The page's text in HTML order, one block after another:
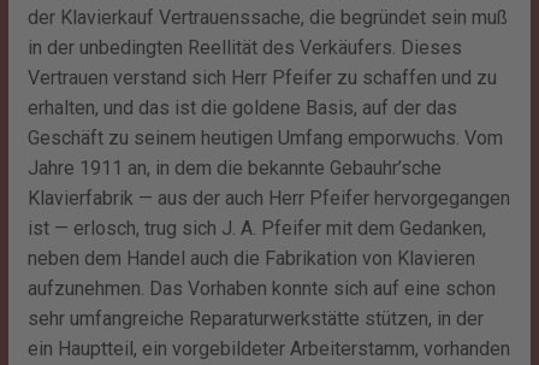
der Klavierkauf Vertrauenssache, die begründet sein muß
in der unbedingten Reellität des Verkäufers. Dieses
Vertrauen verstand sich Herr Pfeifer zu schaffen und zu
erhalten, und das ist die goldene Basis, auf der das
Geschäft zu seinem heutigen Umfang emporwuchs. Vom
Jahre 1911 an, in dem die bekannte Gebauhr’sche
Klavierfabrik — aus der auch Herr Pfeifer hervorgegangen
ist — erlosch, trug sich J. A. Pfeifer mit dem Gedanken,
neben dem Handel auch die Fabrikation von Klavieren
aufzunehmen. Das Vorhaben konnte sich auf eine schon
sehr umfangreiche Reparaturwerkstätte stützen, in der
ein Hauptteil, ein vorgebildeter Arbeiterstamm, vorhanden